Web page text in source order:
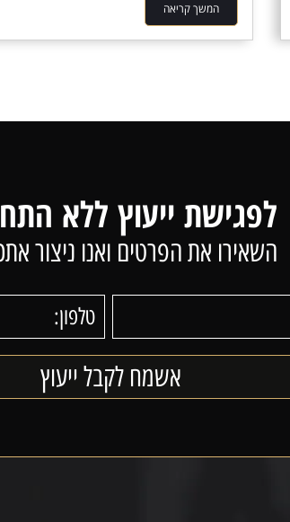
המשך קריאה
לפגישת ייעוץ ללא
השאירו את הפרטים ואנו ניצור